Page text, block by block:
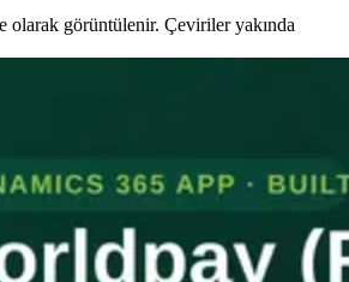
olarak görüntülenir. Çeviriler yakında